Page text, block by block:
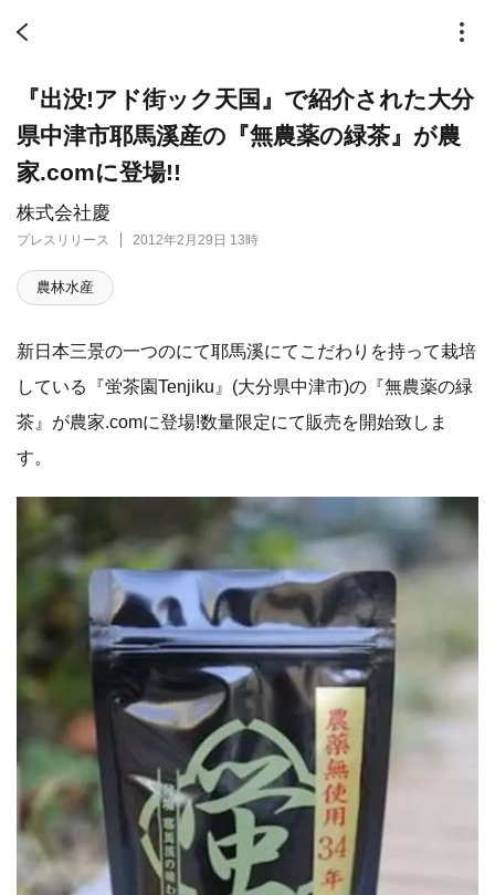
株式会社慶
プレスリリース 2012年2月29日 13時
『出没!アド街ック天国』で紹介された大分
県中津市耶馬溪産の『無農薬の緑茶』が農
家.comに登場!!
農林水産
新日本三景の一つのにて耶馬溪にてこだわりを持って栽培
している『蛍茶園Tenjiku』(大分県中津市)の『無農薬の緑
茶』が農家.comに登場!数量限定にて販売を開始致しま
す。